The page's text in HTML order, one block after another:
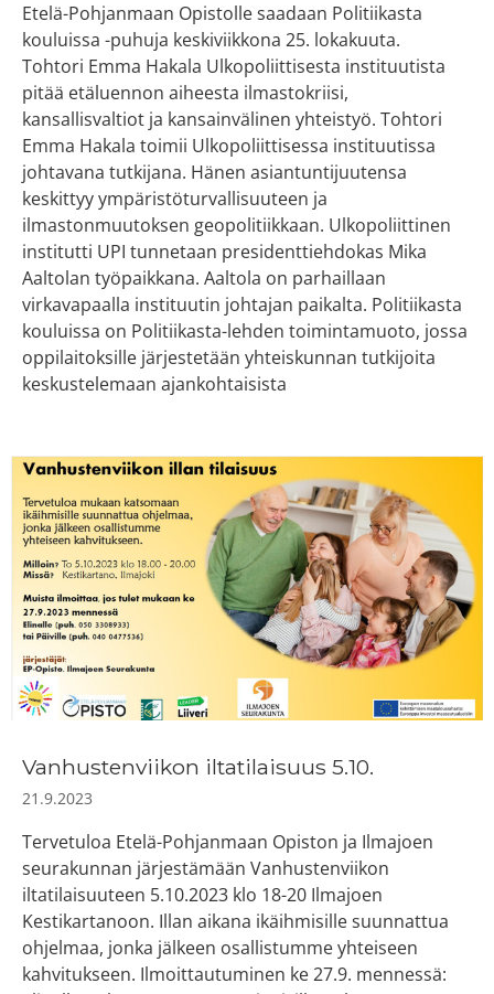
Etelä-Pohjanmaan Opistolle saadaan Politiikasta
kouluissa -puhuja keskiviikkona 25. lokakuuta.
Tohtori Emma Hakala Ulkopoliittisesta instituutista
pitää etäluennon aiheesta ilmastokriisi,
kansallisvaltiot ja kansainvälinen yhteistyö. Tohtori
Emma Hakala toimii Ulkopoliittisessa instituutissa
johtavana tutkijana. Hänen asiantuntijuutensa
keskittyy ympäristöturvallisuuteen ja
ilmastonmuutoksen geopolitiikkaan. Ulkopoliittinen
institutti UPI tunnetaan presidenttiehdokas Mika
Aaltolan työpaikkana. Aaltola on parhaillaan
virkavapaalla instituutin johtajan paikalta. Politiikasta
kouluissa on Politiikasta-lehden toimintamuoto, jossa
oppilaitoksille järjestetään yhteiskunnan tutkijoita
keskustelemaan ajankohtaisista
Vanhustenviikon iltatilaisuus 5.10.
21.9.2023
Tervetuloa Etelä-Pohjanmaan Opiston ja Ilmajoen
seurakunnan järjestämään Vanhustenviikon
iltatilaisuuteen 5.10.2023 klo 18-20 Ilmajoen
Kestikartanoon. Illan aikana ikäihmisille suunnattua
ohjelmaa, jonka jälkeen osallistumme yhteiseen
kahvitukseen. Ilmoittautuminen ke 27.9. mennessä: